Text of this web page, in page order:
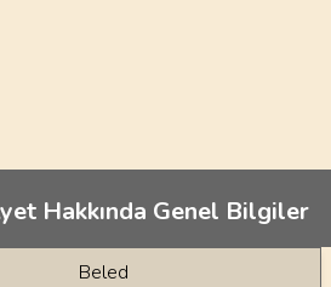
Hakkında Genel Bilgiler
Beled